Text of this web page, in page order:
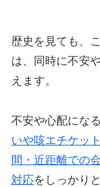
歴史を見ても、
は、同時に不安
えます。
不安や心配にな
いや咳エチケッ
間・近距離での
対応をしっかり